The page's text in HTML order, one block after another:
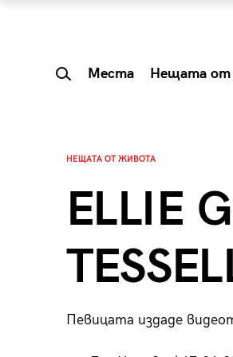
Места Нещата от
НЕЩАТА ОТ ЖИВОТА
ELLIE
Певицата издаде